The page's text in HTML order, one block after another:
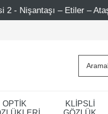
– Etiler – Ataşehir
OPTİK
KLİPSLİ